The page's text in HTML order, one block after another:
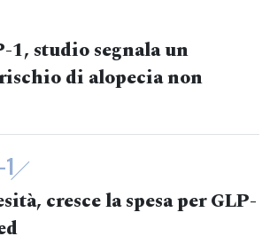
1, studio segnala un
di alopecia non
cresce la spesa per GLP-